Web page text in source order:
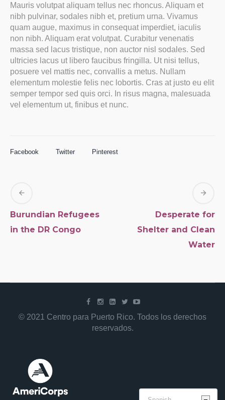
Mauris volutpat aliquam tellus nec rhoncus. Aliquam et
nibh pulvinar, sodales nibh et, pretium urna. Vivamus
quam augue, maximus in consequat imperdiet, iaculis
non nibh. Aliquam erat volutpat. Curabitur venenatis
massa sed lacus tristique, non auctor nisl sodales. Sed
ultricies lacus ut libero faucibus fringilla. Ut nisi tellus,
posuere vel mattis nec, convallis a metus. Nullam
elementum molestie felis nec lobortis. Cras at justo eu elit
semper tempor sed quis orci. In risus magna, malesuada
vel elementum ut, finibus et nunc.
Facebook Twitter Pinterest
Burundian Refugees
in the DR Congo
Desperate for
Shelter and Clean
Water
© 2021 Centro para Puerto Rico. Todos los derechos
reservados.